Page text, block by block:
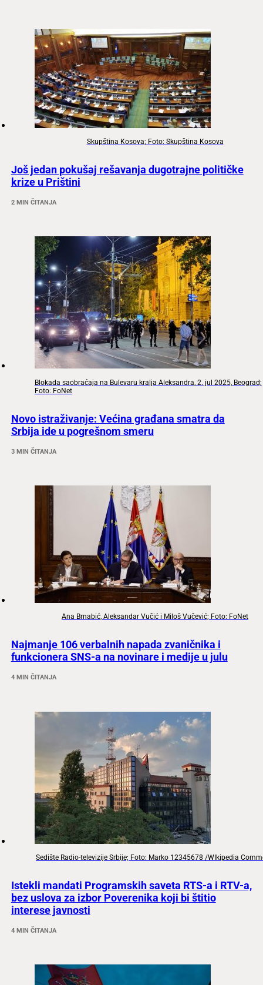
Skupština Kosova; Foto: Skupština Kosova
Još jedan pokušaj rešavanja dugotrajne političke
krize u Prištini
2 MIN ČITANJA
Blokada saobraćaja na Bulevaru kralja Aleksandra, 2. jul 2025, Beograd;
Foto: FoNet
Novo istraživanje: Većina građana smatra da
Srbija ide u pogrešnom smeru
3 MIN ČITANJA
Ana Brnabić, Aleksandar Vučić i Miloš Vučević; Foto: FoNet
Najmanje 106 verbalnih napada zvaničnika i
funkcionera SNS-a na novinare i medije u julu
4 MIN ČITANJA
Sedište Radio-televizije Srbije; Foto: Marko 12345678 /WIkipedia
Istekli mandati Programskih saveta RTS-a i RTV-a,
bez uslova za izbor Poverenika koji bi štitio
interese javnosti
4 MIN ČITANJA